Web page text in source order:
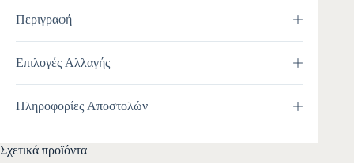
Περιγραφή
Επιλογές Αλλαγής
Πληροφορίες Αποστολών
Σχετικά προϊόντα